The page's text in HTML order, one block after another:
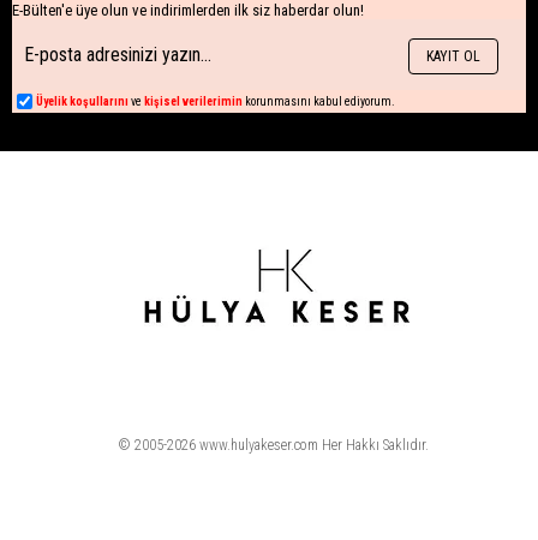
E-Bülten'e üye olun ve indirimlerden ilk siz haberdar olun!
KAYIT OL
Üyelik koşullarını ve kişisel verilerimin korunmasını kabul ediyorum.
© 2005-2026 www.hulyakeser.com Her Hakkı Saklıdır.